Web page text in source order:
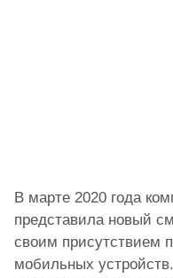
В марте 2020 года
представила новый
своим присутствием
мобильных